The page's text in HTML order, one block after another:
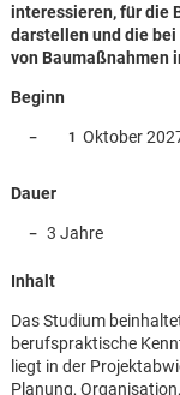
interessieren, für die
darstellen und die bei
von Baumaßnahmen
Beginn
Oktober
Dauer
3 Jahre
Inhalt
Das Studium
berufspraktische
liegt in der
Planung,